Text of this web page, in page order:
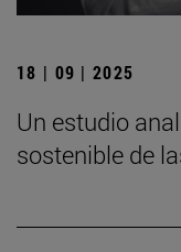
18 | 09 | 2025
Un estudio
sostenible de